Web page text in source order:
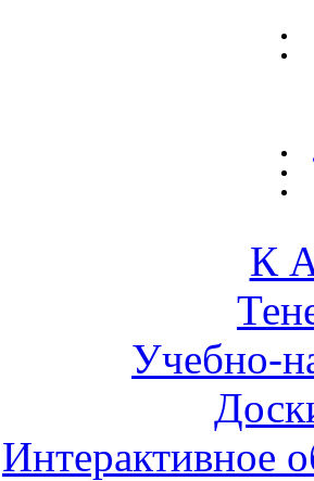
К
Учебно-
Интерактивное